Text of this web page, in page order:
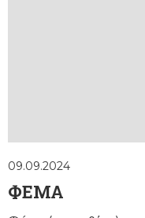
09.09.2024
ФЕМА